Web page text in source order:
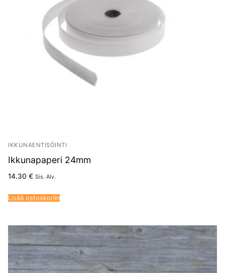
IKKUNAENTISÖINTI
Ikkunapaperi 24mm
14.30 € Sis. Alv.
Lisää ostoskoriin